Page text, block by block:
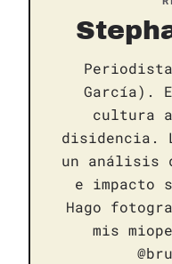
García).
cultura
disidencia.
un análisis
e impacto
Hago
mis